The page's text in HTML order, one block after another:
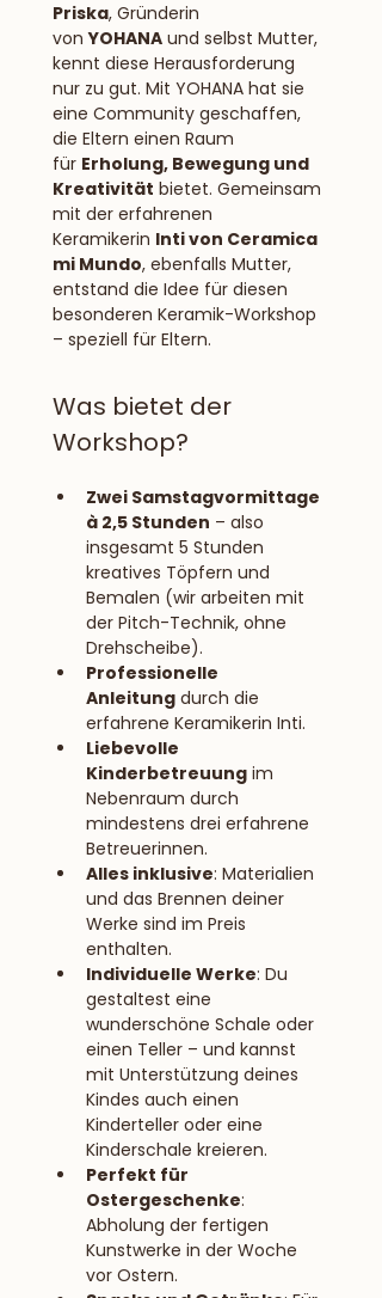
Priska, Gründerin
von YOHANA und selbst Mutter,
kennt diese Herausforderung
nur zu gut. Mit YOHANA hat sie
eine Community geschaffen,
die Eltern einen Raum
für Erholung, Bewegung und
Kreativität bietet. Gemeinsam
mit der erfahrenen
Keramikerin Inti von Ceramica
mi Mundo, ebenfalls Mutter,
entstand die Idee für diesen
besonderen Keramik-Workshop
– speziell für Eltern.
Was bietet der
Workshop?
Zwei Samstagvormittage
à 2,5 Stunden – also
insgesamt 5 Stunden
kreatives Töpfern und
Bemalen (wir arbeiten mit
der Pitch-Technik, ohne
Drehscheibe).
Professionelle
Anleitung durch die
erfahrene Keramikerin Inti.
Liebevolle
Kinderbetreuung im
Nebenraum durch
mindestens drei erfahrene
Betreuerinnen.
Alles inklusive: Materialien
und das Brennen deiner
Werke sind im Preis
enthalten.
Individuelle Werke: Du
gestaltest eine
wunderschöne Schale oder
einen Teller – und kannst
mit Unterstützung deines
Kindes auch einen
Kinderteller oder eine
Kinderschale kreieren.
Perfekt für
Ostergeschenke:
Abholung der fertigen
Kunstwerke in der Woche
vor Ostern.